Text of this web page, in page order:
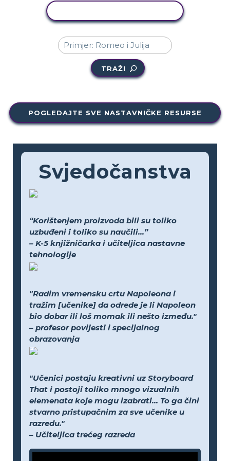
TRAŽI
POGLEDAJTE SVE NASTAVNIČKE RESURSE
Svjedočanstva
“Korištenjem proizvoda bili su toliko
uzbuđeni i toliko su naučili...”
– K-5 knjižničarka i učiteljica nastavne
tehnologije
"Radim vremensku crtu Napoleona i
tražim [učenike] da odrede je li Napoleon
bio dobar ili loš momak ili nešto između."
– profesor povijesti i specijalnog
obrazovanja
"Učenici postaju kreativni uz Storyboard
That i postoji toliko mnogo vizualnih
elemenata koje mogu izabrati... To ga čini
stvarno pristupačnim za sve učenike u
razredu."
– Učiteljica trećeg razreda